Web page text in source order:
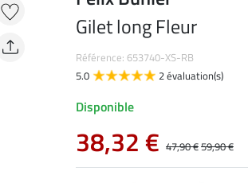
Gilet long Fleur
Référence: 653740-XS-RB
5.0
2 évaluation(s)
Disponible
38,32 € 47,90 €59,90 €